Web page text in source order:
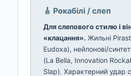
🎸 Рокабілі / слеп
Для слепового стилю і
«клацання». Жильні
Eudoxa), нейлонові/
(La Bella, Innovation
Slap). Характерний удар